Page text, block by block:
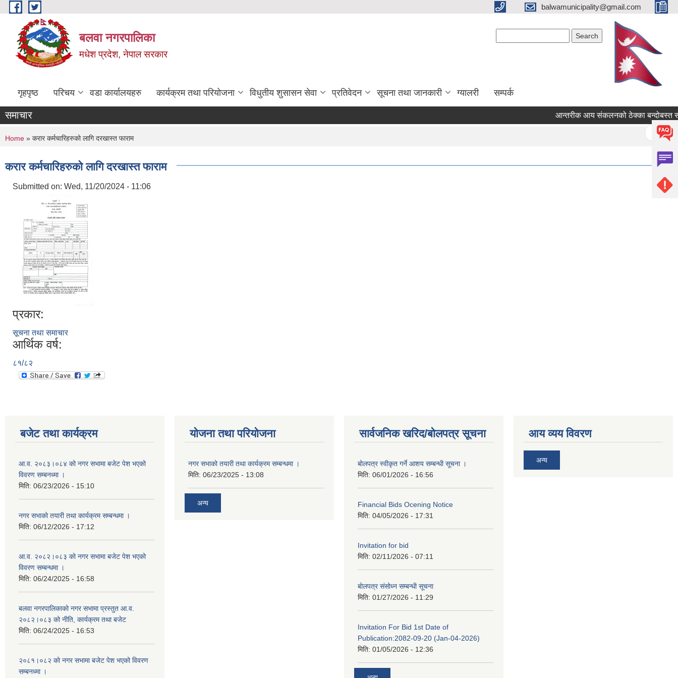
Skip to main content balwamunicipality@gmail.com
बलवा नगरपालिका
मधेश प्रदेश, नेपाल सरकार
गृहपृष्ठ परिचय वडा कार्यालयहरु कार्यक्रम तथा परियोजना विधुतीय शुसासन सेवा प्रतिवेदन सूचना तथा जानकारी ग्यालरी सम्पर्क
समाचार आन्तरीक आय संकलनको ठेक्का बन्दोबस्त
« first
You are here
Home » करार कर्मचारिहरुको लागि दरखास्त फाराम
करार कर्मचारिहरुको लागि दरखास्त फाराम
Submitted on: Wed, 11/20/2024 - 11:06
प्रकार:
सूचना तथा समाचार
आर्थिक वर्ष:
८१/८२
बजेट तथा कार्यक्रम
आ.व. २०८३।०८४ को नगर सभामा बजेट पेश भएको
विवरण सम्बनध्मा ।
मिति: 06/23/2026 - 15:10
नगर सभाको तयारी तथा कार्यक्रम सम्बन्धमा ।
मिति: 06/12/2026 - 17:12
आ.व. २०८२।०८३ को नगर सभामा बजेट पेश भएको
विवरण सम्बन्धमा ।
मिति: 06/24/2025 - 16:58
बलवा नगरपालिकाको नगर सभामा प्रस्तुत आ.व.
२०८२।०८३ को नीति, कार्यक्रम तथा बजेट
मिति: 06/24/2025 - 16:53
२०८१।०८२ को नगर सभामा बजेट पेश भएको विवरण
सम्बनध्मा ।
योजना तथा परियोजना
नगर सभाको तयारी तथा कार्यक्रम सम्बन्धमा ।
मिति: 06/23/2025 - 13:08
अन्य
सार्वजनिक खरिद/बोलपत्र सूचना
बोलपत्र स्वीकृत गर्ने आशय सम्बन्धी सूचना ।
मिति: 06/01/2026 - 16:56
Financial Bids Ocening Notice
मिति: 04/05/2026 - 17:31
Invitation for bid
मिति: 02/11/2026 - 07:11
बोलपत्र संसोध्न सम्बन्धी सूचना
मिति: 01/27/2026 - 11:29
Invitation For Bid 1st Date of
Publication:2082-09-20 (Jan-04-2026)
मिति: 01/05/2026 - 12:36
आय व्यय विवरण
अन्य